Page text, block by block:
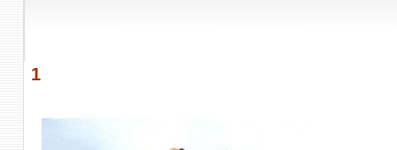
1